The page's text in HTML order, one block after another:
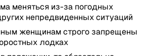
напитки на лодке без
парка
обратно в порт
Встреча с гидом и рассказ о
завтрак на пирсе
с пирса на Симиланские острова
снорклинг между островами №5 и
меняться из-за погодных
непредвиденных ситуаций
женщинам строго запрещены
лодках